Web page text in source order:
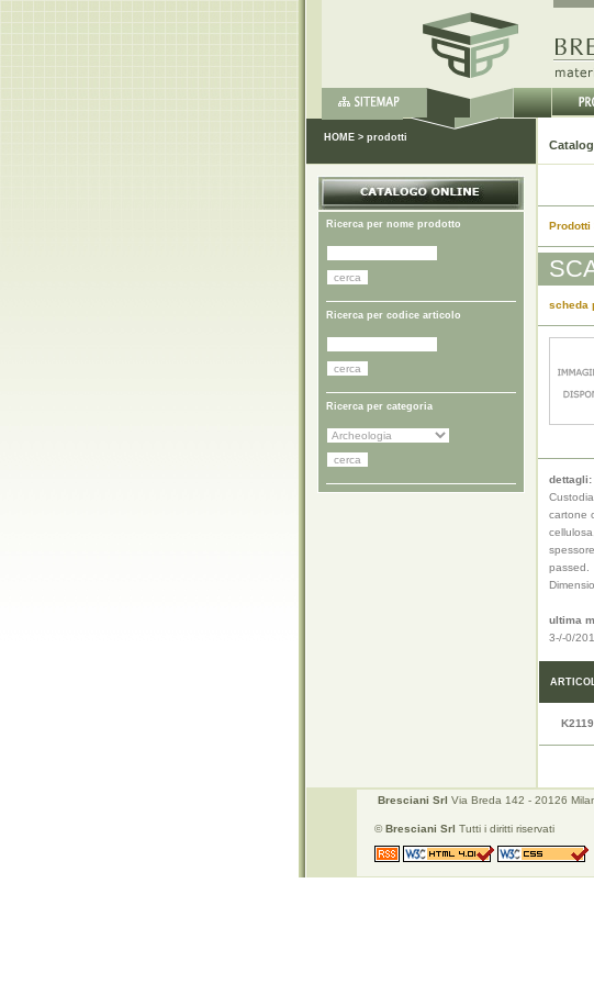
HOME > prodotti
Ricerca per nome prodotto
Ricerca per codice articolo
Ricerca per categoria
Prodotti
scheda
dettagli:
cartone
passed.
ultima
3-/-0/
K2119
Bresciani Srl Via Breda 142 - 20126
©Bresciani Srl Tutti i diritti riservati